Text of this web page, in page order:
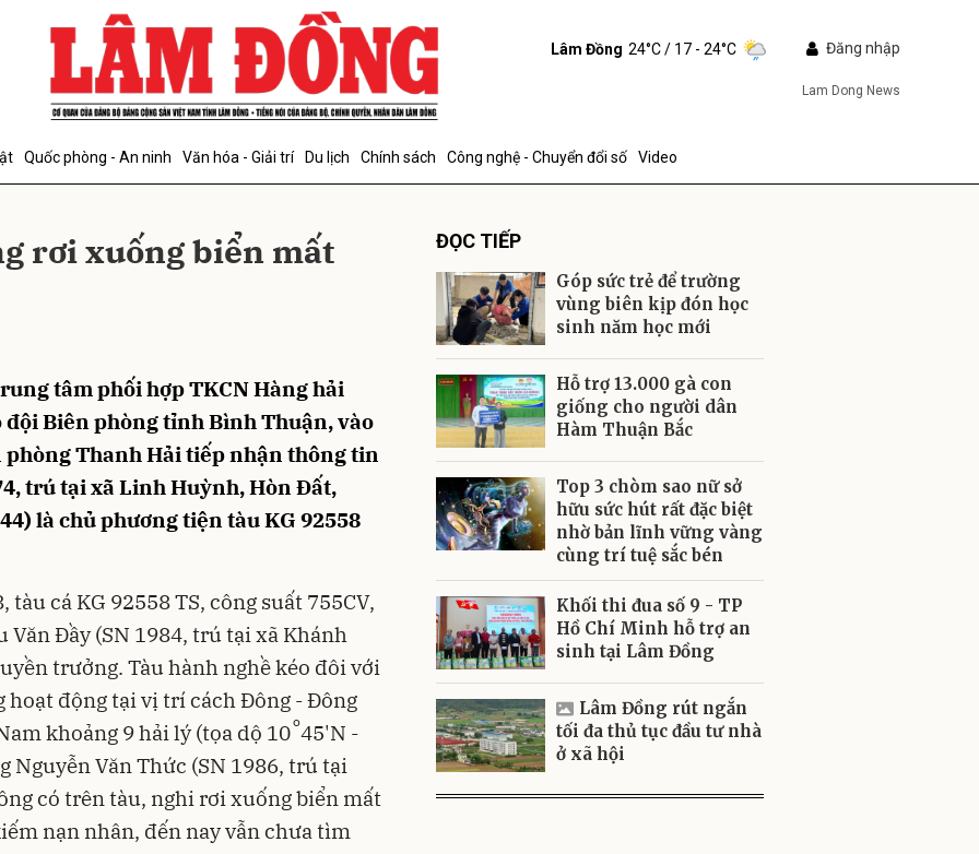
Lâm Đồng 24°C/ 17 - 24°C Đăng nhập
Lam Dong News
Quốc phòng - An ninh Văn hóa - Giải trí Du lịch Chính sách Công nghệ - Chuyển đổi số Video
rơi xuống biển mất
tâm phối hợp TKCN Hàng hải
đội Biên phòng tỉnh Bình Thuận, vào
phòng Thanh Hải tiếp nhận thông tin
trú tại xã Linh Huỳnh, Hòn Đất,
là chủ phương tiện tàu KG 92558
cá KG 92558 TS, công suất 755CV,
Văn Đầy (SN 1984, trú tại xã Khánh
trưởng. Tàu hành nghề kéo đôi với
hoạt động tại vị trí cách Đông - Đông
khoảng 9 hải lý (tọa dộ 10o45'N -
Nguyễn Văn Thức (SN 1986, trú tại
có trên tàu, nghi rơi xuống biển mất
nạn nhân, đến nay vẫn chưa tìm
ĐỌC TIẾP
Góp sức trẻ để trường
vùng biên kịp đón học
sinh năm học mới
Hỗ trợ 13.000 gà con
giống cho người dân
Hàm Thuận Bắc
Top 3 chòm sao nữ sở
hữu sức hút rất đặc biệt
nhờ bản lĩnh vững vàng
cùng trí tuệ sắc bén
Khối thi đua số 9 - TP
Hồ Chí Minh hỗ trợ an
sinh tại Lâm Đồng
Lâm Đồng rút ngắn
tối đa thủ tục đầu tư nhà
ở xã hội
luận
Gửi